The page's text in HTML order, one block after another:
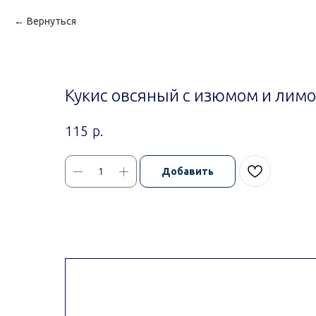
Вернуться
Кукис овсяный с изюмом и
115 р.
Добавить